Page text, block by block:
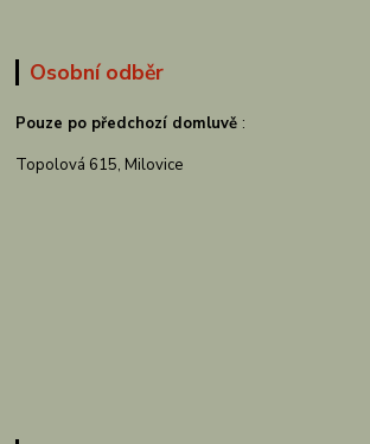
Osobní odběr
Pouze po předchozí domluvě :
Topolová 615, Milovice